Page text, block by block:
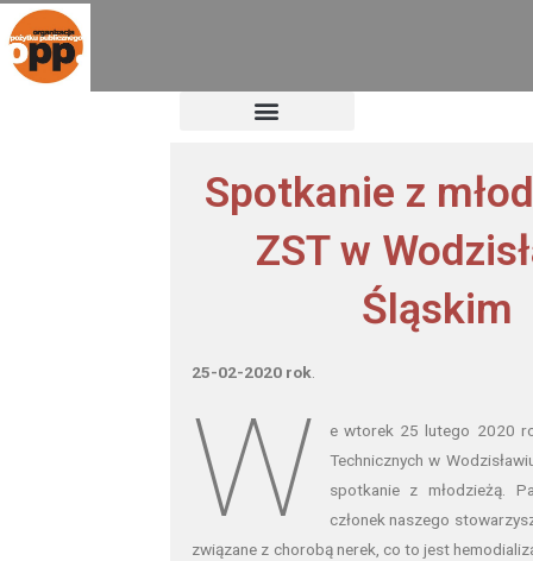
Spotkanie z
ZST w
Śląskim
25-02-2020 rok.
W
e wtorek 25 lutego 2020
Technicznych w
spotkanie z młodzieżą.
członek naszego
związane z chorobą nerek, co to jest